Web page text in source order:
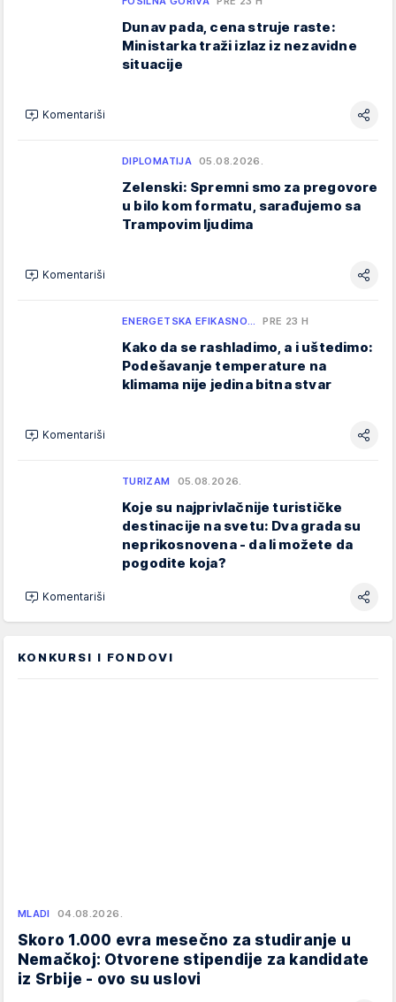
Dunav pada, cena struje raste:
Ministarka traži izlaz iz nezavidne
situacije
Komentariši
DIPLOMATIJA 05.08.2026.
Zelenski: Spremni smo za pregovore
u bilo kom formatu, sarađujemo sa
Trampovim ljudima
Komentariši
ENERGETSKA EFIKASNO… PRE 23 H
Kako da se rashladimo, a i uštedimo:
Podešavanje temperature na
klimama nije jedina bitna stvar
Komentariši
TURIZAM 05.08.2026.
Koje su najprivlačnije turističke
destinacije na svetu: Dva grada su
neprikosnovena - da li možete da
pogodite koja?
Komentariši
KONKURSI I FONDOVI
MLADI 04.08.2026.
Skoro 1.000 evra mesečno za studiranje u
Nemačkoj: Otvorene stipendije za kandidate
iz Srbije - ovo su uslovi